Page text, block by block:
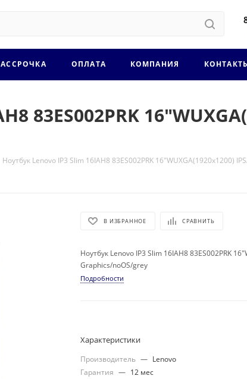
ОПЛАТА КОМПАНИЯ
83ES002PRK
Ноутбук Lenovo IP3 Slim 16IAH8 83ES002PRK 16"WUXGA(1920x1200)
В ИЗБРАННОЕ СРАВНИТЬ
Ноутбук Lenovo IP3 Slim 16IAH8 83ES002PRK
Graphics/noOS/grey
Подробности
Характеристики
Производитель — Lenovo
Гарантия — 12 мес